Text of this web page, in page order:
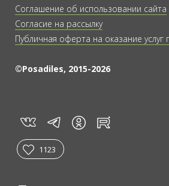
Соглашение об использовании сайта
Согласие на рассылку
Публичная оферта на оказание услуг
©Posadiles, 2015-2026
vk tg in rt
1123